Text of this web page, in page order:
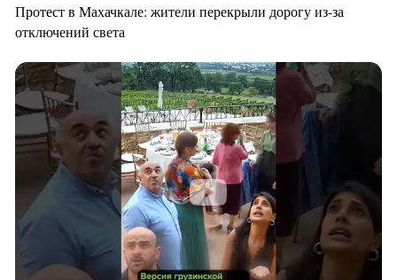
Протест в Махачкале: жители перекрыли дорогу из-за
отключений света